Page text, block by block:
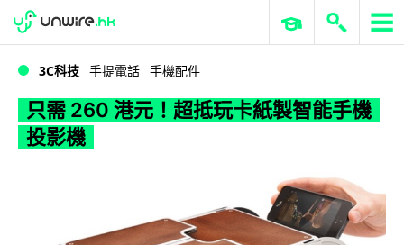
只需 260 港元！超抵玩卡紙製智能手機投影機
WWDC 2026 ERP 與商業 AI
3C科技 手提電話 手機配件
只需 260 港元！超抵玩卡紙製智能手機
投影機